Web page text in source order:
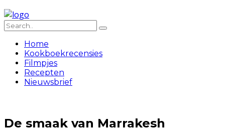
Home
Kookboekrecensies
Filmpjes
Recepten
Nieuwsbrief
De smaak van Marrakesh